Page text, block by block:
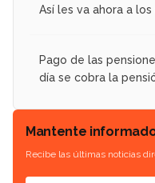
Así les va ahora a
Pago de las
día se cobra la
Mantente
Recibe las últimas noticias